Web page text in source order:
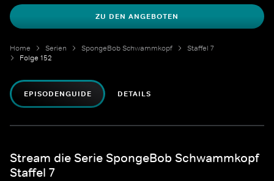
ZU DEN ANGEBOTEN
Home Serien SpongeBob Schwammkopf
Staffel 7
Folge 152
EPISODENGUIDE DETAILS
Stream die Serie SpongeBob Schwammkopf
Staffel 7